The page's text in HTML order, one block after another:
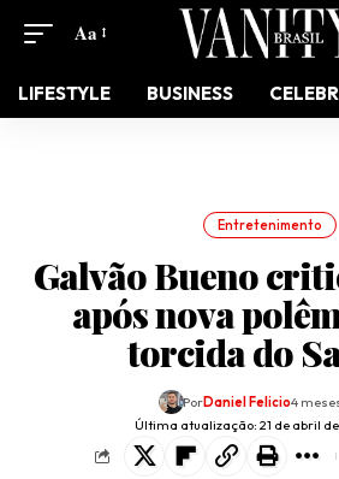
Aa
LIFESTYLE BUSINESS
Entretenimento
Galvão Bueno
após nova
torcida do
Última atualização: 21 de abril de
PorDaniel Felicio4